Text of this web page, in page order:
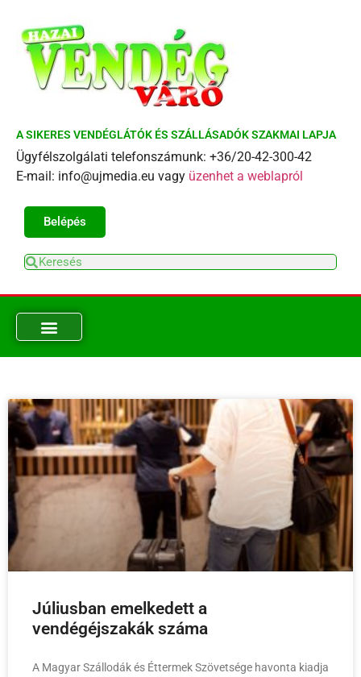
A SIKERES VENDÉGLÁTÓK ÉS SZÁLLÁSADÓK SZAKMAI LAPJA
Ügyfélszolgálati telefonszámunk: +36/20-42-300-42
E-mail: info@ujmedia.eu vagy üzenhet a weblapról
Belépés
Júliusban emelkedett a
vendégéjszakák száma
A Magyar Szállodák és Éttermek Szövetsége havonta kiadja